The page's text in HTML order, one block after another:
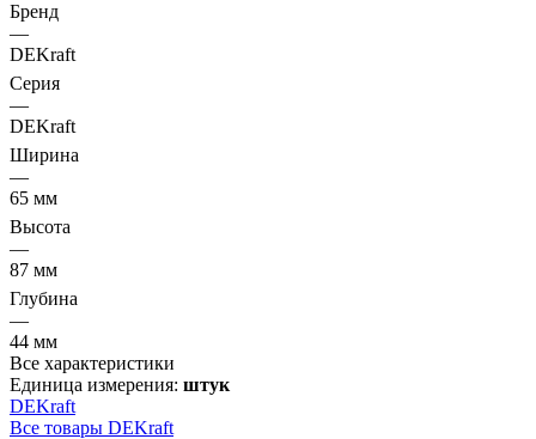
Бренд
—
DEKraft
Серия
—
DEKraft
Ширина
—
65 мм
Высота
—
87 мм
Глубина
—
44 мм
Все характеристики
Единица измерения: штук
DEKraft
Все товары DEKraft